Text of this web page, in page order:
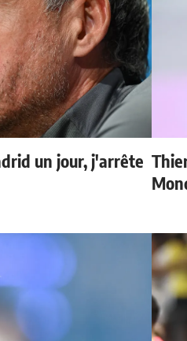
un jour, j'arrête